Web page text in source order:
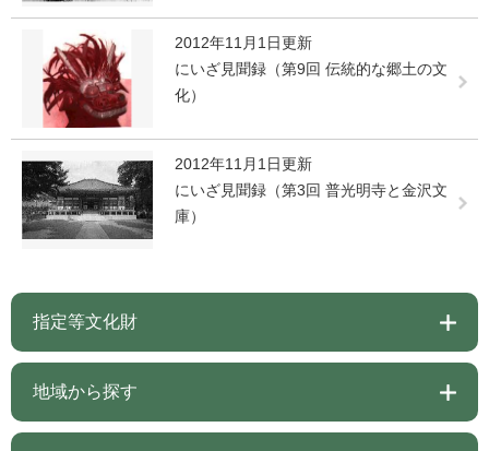
2012年11月1日更新
にいざ見聞録（第9回 伝統的な郷土の文
化）
2012年11月1日更新
にいざ見聞録（第3回 普光明寺と金沢文
庫）
指定等文化財
地域から探す